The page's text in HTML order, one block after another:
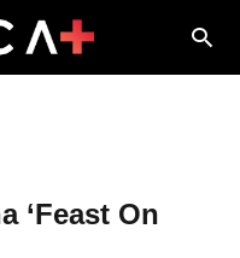
‘Feast On